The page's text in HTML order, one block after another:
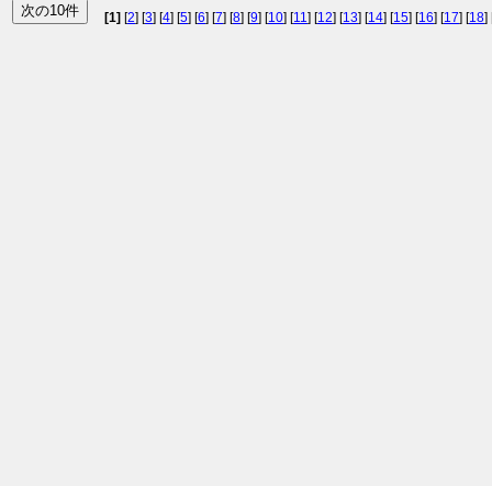
[1] [2] [3] [4] [5] [6] [7] [8] [9] [10] [11] [12] [13] [14] [15] [16] [17] [18]